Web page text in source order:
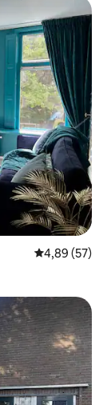
Évaluation
4,89 (57)